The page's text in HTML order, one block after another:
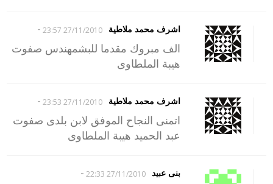
اشرف محمد ملاطية 27/11/2010 23:57
-
الف مبروك مقدما للبشمهندس صفوت
هيبة الملطاوى
اشرف محمد ملاطية 27/11/2010 23:53
-
اتمنى النجاح الموفق لابن بلدى صفوت
عبد الحميد هيبة الملطاوى
بنى عبيد 27/11/2010 22:33
-